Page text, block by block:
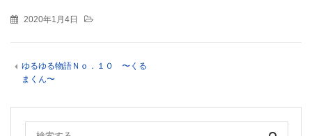
2020年1月4日
ゆるゆる物語Ｎｏ．１０ 〜くる
まくん〜